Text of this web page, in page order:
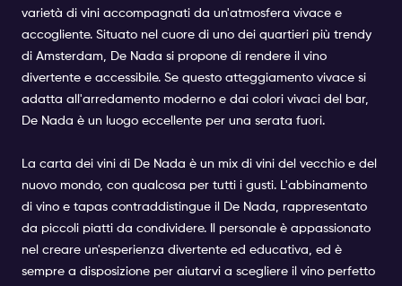
varietà di vini accompagnati da un'atmosfera vivace e
accogliente. Situato nel cuore di uno dei quartieri più trendy
di Amsterdam, De Nada si propone di rendere il vino
divertente e accessibile. Se questo atteggiamento vivace si
adatta all'arredamento moderno e dai colori vivaci del bar,
De Nada è un luogo eccellente per una serata fuori.
La carta dei vini di De Nada è un mix di vini del vecchio e del
nuovo mondo, con qualcosa per tutti i gusti. L'abbinamento
di vino e tapas contraddistingue il De Nada, rappresentato
da piccoli piatti da condividere. Il personale è appassionato
nel creare un'esperienza divertente ed educativa, ed è
sempre a disposizione per aiutarvi a scegliere il vino perfetto